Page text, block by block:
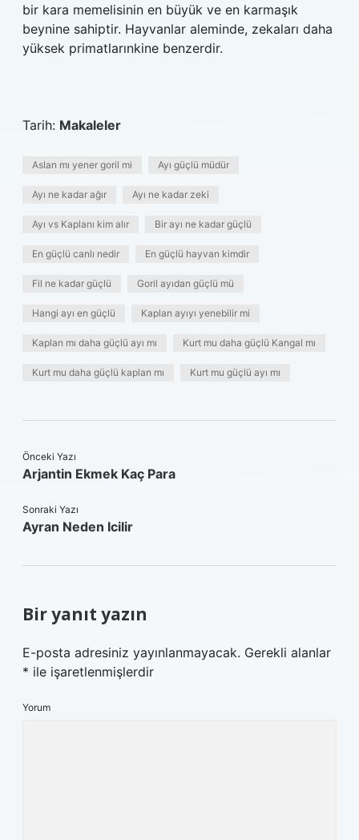
bir kara memelisinin en büyük ve en karmaşık
beynine sahiptir. Hayvanlar aleminde, zekaları daha
yüksek primatlarınkine benzerdir.
Tarih: Makaleler
Aslan mı yener goril mi Ayı güçlü müdür
Ayı ne kadar ağır Ayı ne kadar zeki
Ayı vs Kaplanı kim alır Bir ayı ne kadar güçlü
En güçlü canlı nedir En güçlü hayvan kimdir
Fil ne kadar güçlü Goril ayıdan güçlü mü
Hangi ayı en güçlü Kaplan ayıyı yenebilir mi
Kaplan mı daha güçlü ayı mı Kurt mu daha güçlü Kangal mı
Kurt mu daha güçlü kaplan mı Kurt mu güçlü ayı mı
Önceki Yazı
Arjantin Ekmek Kaç Para
Sonraki Yazı
Ayran Neden Icilir
Bir yanıt yazın
E-posta adresiniz yayınlanmayacak. Gerekli alanlar
* ile işaretlenmişlerdir
Yorum